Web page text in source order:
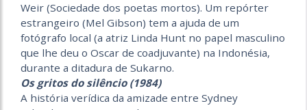
Weir (Sociedade dos poetas mortos). Um repórter
estrangeiro (Mel Gibson) tem a ajuda de um
fotógrafo local (a atriz Linda Hunt no papel masculino
que lhe deu o Oscar de coadjuvante) na Indonésia,
durante a ditadura de Sukarno.
Os gritos do silêncio (1984)
A história verídica da amizade entre Sydney